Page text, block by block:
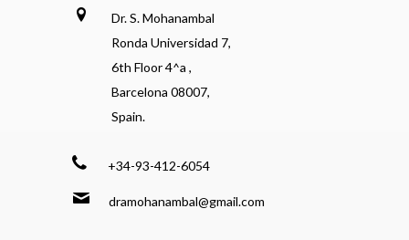
Dr. S. Mohanambal
Ronda Universidad 7,
6th Floor 4^a ,
Barcelona 08007,
Spain.
+34-93-412-6054
dramohanambal@gmail.com